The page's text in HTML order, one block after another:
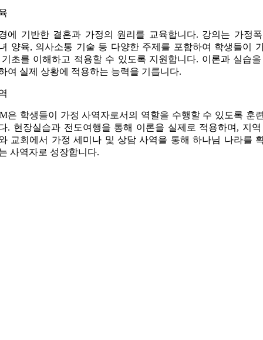
에 기반한 결혼과 가정의 원리를 교육합니다. 강의는 가정
양육, 의사소통 기술 등 다양한 주제를 포함하여 학생들이
초를 이해하고 적용할 수 있도록 지원합니다. 이론과 실습
여 실제 상황에 적용하는 능력을 기릅니다.
은 학생들이 가정 사역자로서의 역할을 수행할 수 있도록 훈
. 현장실습과 전도여행을 통해 이론을 실제로 적용하며, 지
교회에서 가정 세미나 및 상담 사역을 통해 하나님 나라를
사역자로 성장합니다.